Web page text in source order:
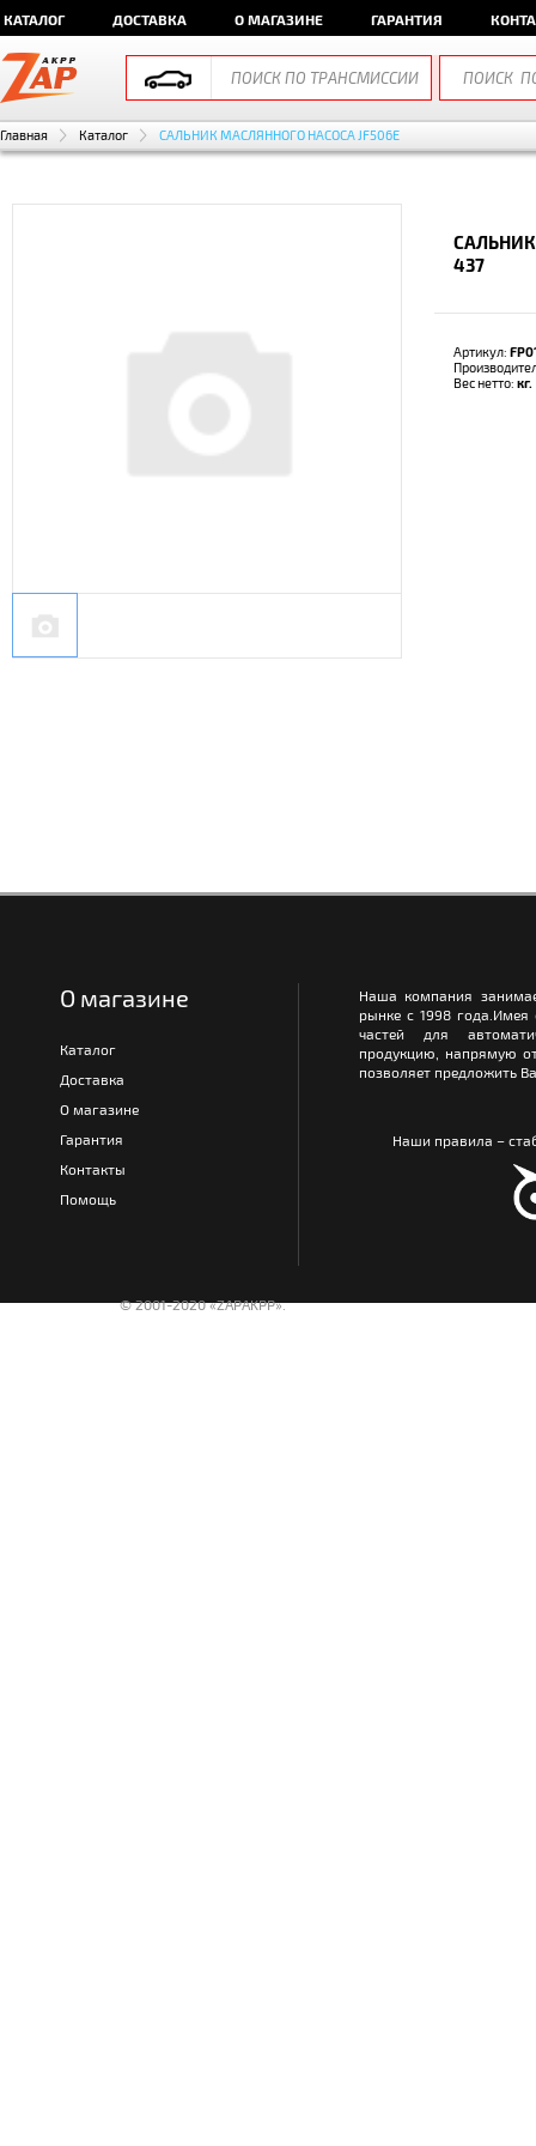
КАТАЛОГ ДОСТАВКА О МАГАЗИНЕ ГАРАНТИЯ
Главная Каталог САЛЬНИК МАСЛЯННОГО НАСОСА JF506E
САЛЬНИК
437
Артикул:
Вес нетто: кг.
О магазине
Каталог
Доставка
О магазине
Гарантия
Контакты
Помощь
Наша компания
рынке с 1998
частей для
продукцию, напрямую
позволяет предложить
Наши правила –
© 2001-2020 «ZAPAKPP».